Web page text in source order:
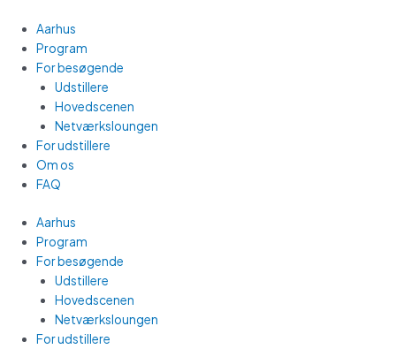
indholdet
Aarhus
Program
For besøgende
Udstillere
Hovedscenen
Netværksloungen
For udstillere
Om os
FAQ
Menu
Aarhus
Program
For besøgende
Udstillere
Hovedscenen
Netværksloungen
For udstillere